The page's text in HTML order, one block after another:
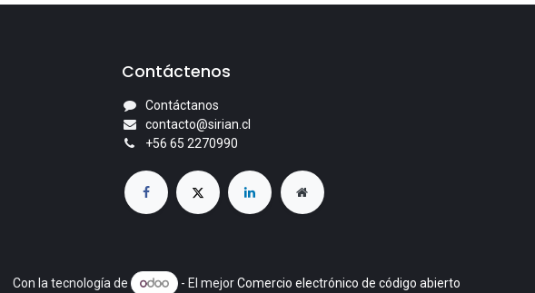
Contáctenos
Contáctanos
contacto@sirian.cl
+56 65 2270990
Con la tecnología de - El mejorComercio electrónico de código abierto